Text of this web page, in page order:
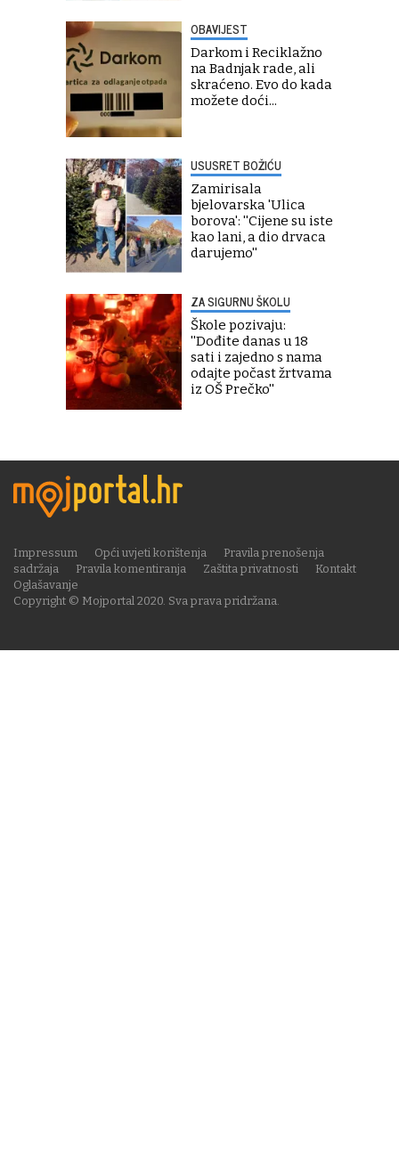
OBAVIJEST
Darkom i Reciklažno
na Badnjak rade, ali
skraćeno. Evo do kada
možete doći...
USUSRET BOŽIĆU
Zamirisala
bjelovarska 'Ulica
borova': ''Cijene su iste
kao lani, a dio drvaca
darujemo''
ZA SIGURNU ŠKOLU
Škole pozivaju:
''Dođite danas u 18
sati i zajedno s nama
odajte počast žrtvama
iz OŠ Prečko''
Copyright © Mojportal 2020. Sva prava pridržana.
Impressum Opći uvjeti korištenja
Pravila prenošenja
sadržaja
Pravila komentiranja Zaštita privatnosti
Kontakt
Oglašavanje